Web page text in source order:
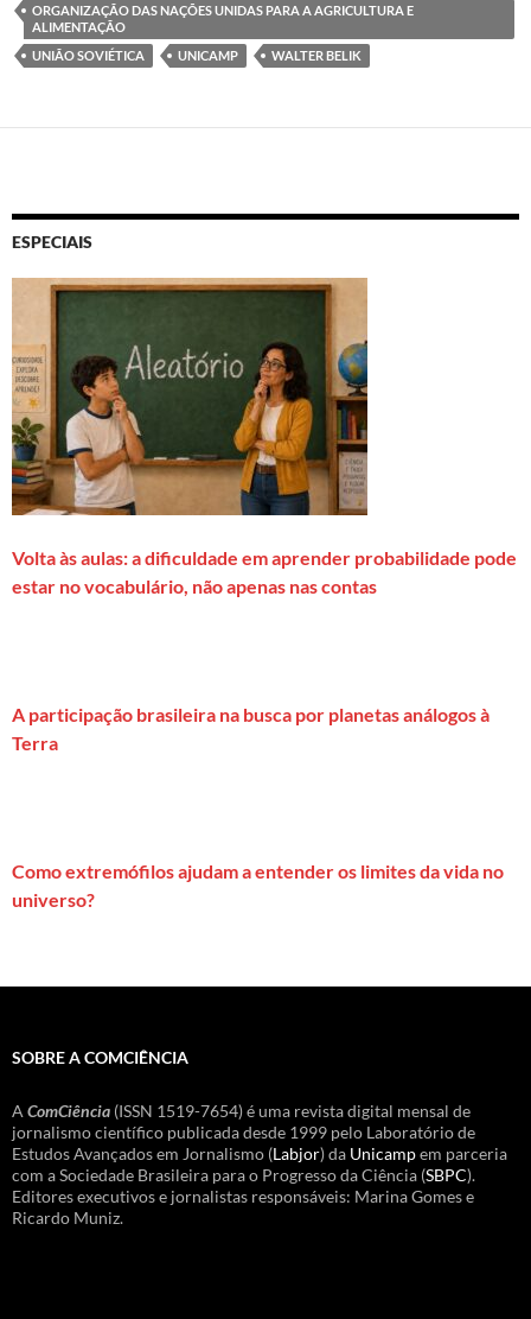
ORGANIZAÇÃO DAS NAÇÕES UNIDAS PARA A AGRICULTURA E
ALIMENTAÇÃO
UNIÃO SOVIÉTICA
UNICAMP WALTER BELIK
ESPECIAIS
Volta às aulas: a dificuldade em aprender probabilidade pode
estar no vocabulário, não apenas nas contas
A participação brasileira na busca por planetas análogos à
Terra
Como extremófilos ajudam a entender os limites da vida no
universo?
SOBRE A COMCIÊNCIA
A ComCiência (ISSN 1519-7654) é uma revista digital mensal de
jornalismo científico publicada desde 1999 pelo Laboratório de
Estudos Avançados em Jornalismo (Labjor) da Unicampem parceria
com a Sociedade Brasileira para o Progresso da Ciência (SBPC).
Editores executivos e jornalistas responsáveis: Marina Gomes e
Ricardo Muniz.